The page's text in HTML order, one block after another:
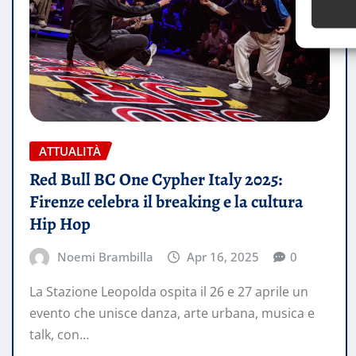
ATTUALITÀ
Red Bull BC One Cypher Italy 2025:
Firenze celebra il breaking e la cultura
Hip Hop
Noemi Brambilla Apr 16, 2025 0
La Stazione Leopolda ospita il 26 e 27 aprile un
evento che unisce danza, arte urbana, musica e
talk, con…